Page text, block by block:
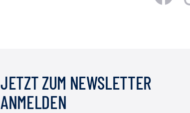
JETZT ZUM NEWSLETTER
ANMELDEN